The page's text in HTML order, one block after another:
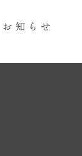
お知らせ